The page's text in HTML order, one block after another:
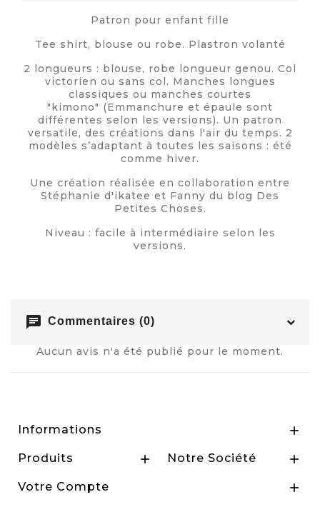
Patron pour enfant fille
Tee shirt, blouse ou robe. Plastron volanté
2 longueurs : blouse, robe longueur genou. Col
victorien ou sans col. Manches longues
classiques ou manches courtes
"kimono" (Emmanchure et épaule sont
différentes selon les versions). Un patron
versatile, des créations dans l'air du temps. 2
modèles s’adaptant à toutes les saisons : été
comme hiver.
Une création réalisée en collaboration entre
Stéphanie d'ikatee et Fanny du blog Des
Petites Choses.
Niveau : facile à intermédiaire selon les
versions.
chat Commentaires (0)
Aucun avis n'a été publié pour le moment.
Informations 
Produits  Notre Société 
Votre Compte 